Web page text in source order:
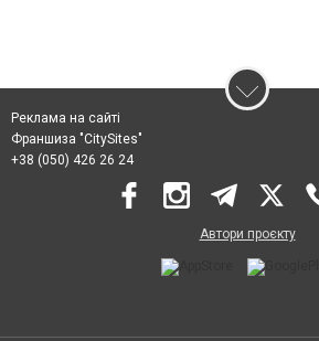
Реклама на сайті
Франшиза "CitySites"
+38 (050) 426 26 24
Автори проєкту